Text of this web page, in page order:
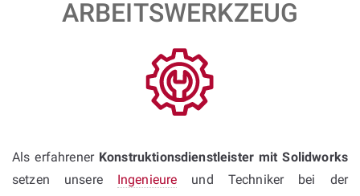
ARBEITSWERKZEUG
Als erfahrener Konstruktionsdienstleister mit Solidworks
setzen unsere Ingenieure und Techniker bei der